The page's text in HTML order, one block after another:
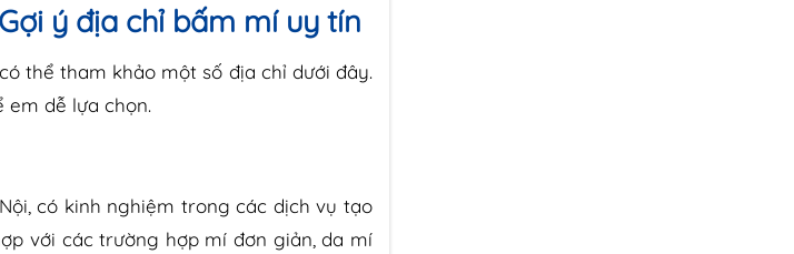
ý địa chỉ bấm mí uy tín
thể tham khảo một số địa chỉ dưới đây.
em dễ lựa chọn.
có kinh nghiệm trong các dịch vụ tạo
với các trường hợp mí đơn giản, da mí